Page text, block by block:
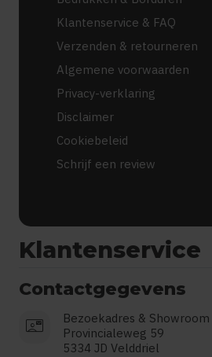
Klantenservice & FAQ
Verzenden & retourneren
Algemene voorwaarden
Privacy-verklaring
Disclaimer
Cookiebeleid
Schrijf een review
Klantenservice
Contactgegevens
contact_mail
Bezoekadres & Showroom
Provincialeweg 59
5334 JD Velddriel